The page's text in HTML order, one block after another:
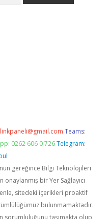
Teams:
0262 606 0 726 Telegram:
gereğince Bilgi Teknolojileri
bir Yer Sağlayıcı
sitedeki içerikleri proaktif
bulunmamaktadır.
sorumluluğunu taşımakta olup,